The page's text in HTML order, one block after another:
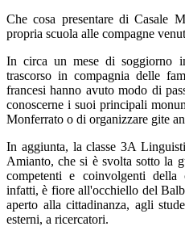
Che cosa presentare di Casale
propria scuola alle compagne
In circa un mese di soggiorno
trascorso in compagnia delle
francesi hanno avuto modo di
conoscerne i suoi principali
Monferrato o di organizzare gite
In aggiunta, la classe 3A
Amianto, che si è svolta sotto la
competenti e coinvolgenti della
infatti, è fiore all'occhiello del
aperto alla cittadinanza, agli
esterni, a ricercatori.